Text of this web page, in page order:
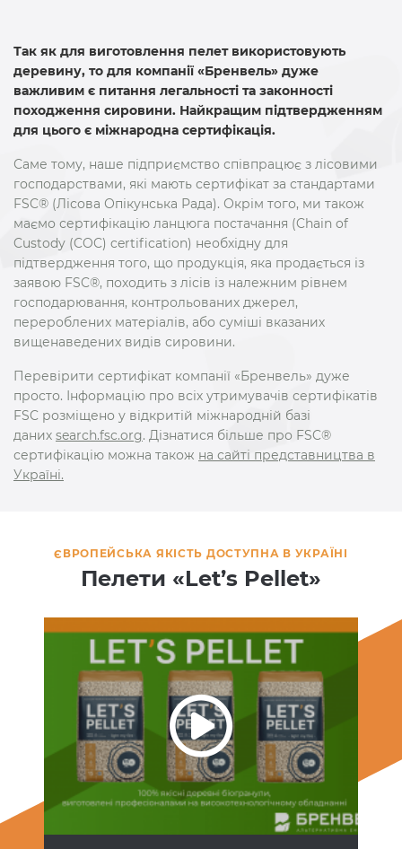
Так як для виготовлення пелет використовують
деревину, то для компанії «Бренвель» дуже
важливим є питання легальності та законності
походження сировини. Найкращим підтвердженням
для цього є міжнародна сертифікація.
Саме тому, наше підприємство співпрацює з лісовими
господарствами, які мають сертифікат за стандартами
FSC® (Лісова Опікунська Рада). Окрім того, ми також
маємо сертифікацію ланцюга постачання (Chain of
Custody (COC) certification) необхідну для
підтвердження того, що продукція, яка продається із
заявою FSC®, походить з лісів із належним рівнем
господарювання, контрольованих джерел,
перероблених матеріалів, або суміші вказаних
вищенаведених видів сировини.
Перевірити сертифікат компанії «Бренвель» дуже
просто. Інформацію про всіх утримувачів сертифікатів
FSC розміщено у відкритій міжнародній базі
даних search.fsc.org. Дізнатися більше про FSC®
сертифікацію можна також на сайті представництва в
Україні.
ЄВРОПЕЙСЬКА ЯКІСТЬ ДОСТУПНА В УКРАЇНІ
Пелети «Let’s Pellet»